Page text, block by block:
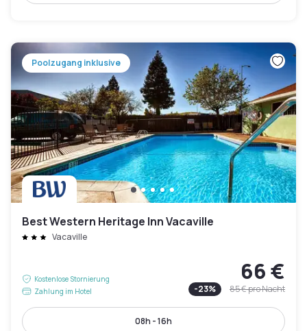
Poolzugang inklusive
Best Western Heritage Inn Vacaville
Vacaville
Kostenlose Stornierung
Zahlung im Hotel
66 €
-23% 85 €pro Nacht
08h - 16h